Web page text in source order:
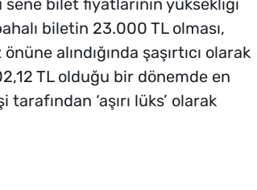
bilet fiyatlarının yüksekliği
biletin 23.000 TL olması,
alındığında şaşırtıcı olarak
TL olduğu bir dönemde en
‘aşırı lüks’ olarak